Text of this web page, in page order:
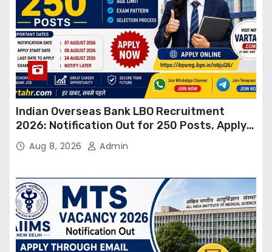
Indian Overseas Bank LBO Recruitment
2026: Notification Out for 250 Posts, Apply
OnlineAug 8, 2026 Admin